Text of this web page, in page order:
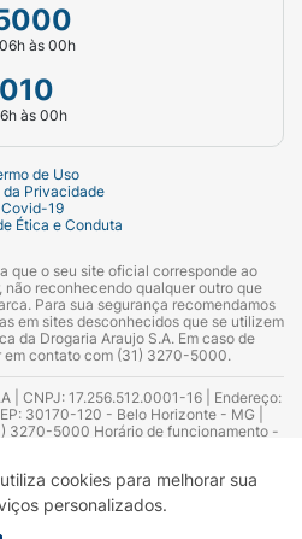
cookies para melhorar sua
personalizados.
às 00h
às 00h
de Uso
da Privacidade
Covid-19
Ética e Conduta
que o seu site oficial corresponde ao
reconhecendo qualquer outro que
Para sua segurança recomendamos
em sites desconhecidos que se utilizem
da Drogaria Araujo S.A. Em caso de
em contato com (31) 3270-5000.
| CNPJ: 17.256.512.0001-16 | Endereço:
30170-120 - Belo Horizonte - MG |
3270-5000 Horário de funcionamento -
Pinheiro - CRF Nº 13.748. Alvará
de Funcionamento da Empresa (AFE):
7.16355-1